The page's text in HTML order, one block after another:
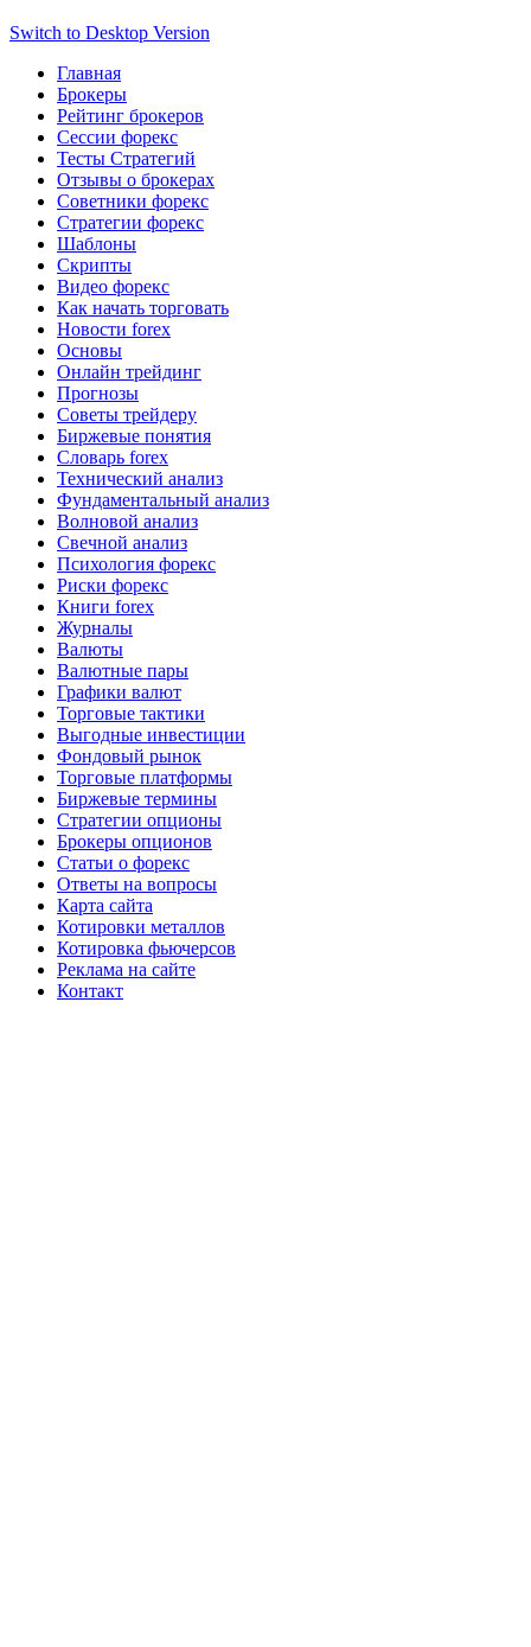
Switch to Desktop Version
Главная
Брокеры
Рейтинг брокеров
Сессии форекс
Тесты Стратегий
Отзывы о брокерах
Советники форекс
Стратегии форекс
Шаблоны
Скрипты
Видео форекс
Как начать торговать
Новости forex
Основы
Онлайн трейдинг
Прогнозы
Советы трейдеру
Биржевые понятия
Словарь forex
Технический анализ
Фундаментальный анализ
Волновой анализ
Свечной анализ
Психология форекс
Риски форекс
Книги forex
Журналы
Валюты
Валютные пары
Графики валют
Торговые тактики
Выгодные инвестиции
Фондовый рынок
Торговые платформы
Биржевые термины
Стратегии опционы
Брокеры опционов
Статьи о форекс
Ответы на вопросы
Карта сайта
Котировки металлов
Котировка фьючерсов
Реклама на сайте
Контакт